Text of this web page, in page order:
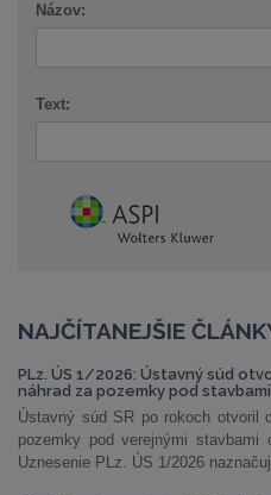
Názov:
Text:
NAJČÍTANEJŠIE
PLz. ÚS 1/2026: Ústavný súd
náhrad za pozemky pod
Ústavný súd SR po rokoch otvoril
pozemky pod verejnými
Uznesenie PLz. ÚS 1/2026